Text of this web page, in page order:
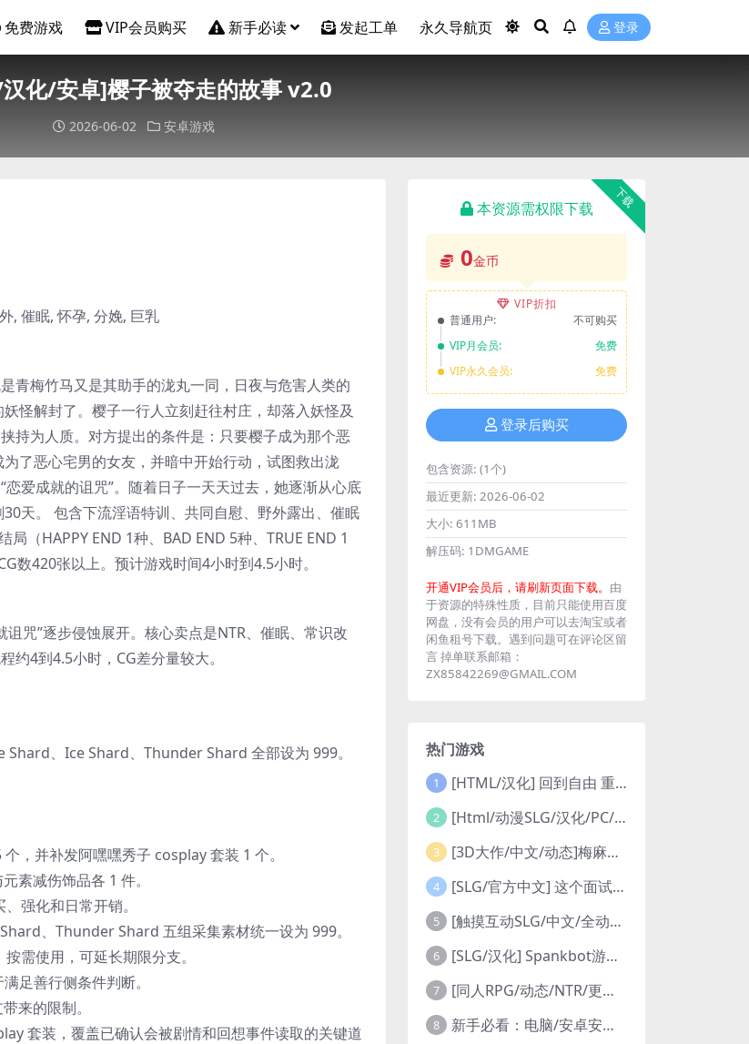
免费游戏 VIP会员购买 新手必读 发起工单 永久导航页 登录
化/安卓]樱子被夺走的故事 v2.0
2026-06-02 安卓游戏
, 催眠, 怀孕, 分娩, 巨乳
青梅竹马又是其助手的泷丸一同，日夜与危害人类的
怪解封了。樱子一行人立刻赶往村庄，却落入妖怪及
持为人质。对方提出的条件是：只要樱子成为那个恶
了恶心宅男的女友，并暗中开始行动，试图救出泷
爱成就的诅咒”。随着日子一天天过去，她逐渐从心底
天。 包含下流淫语特训、共同自慰、野外露出、催眠
（HAPPY END 1种、BAD END 5种、TRUE END 1
数420张以上。预计游戏时间4小时到4.5小时。
咒”逐步侵蚀展开。核心卖点是NTR、催眠、常识改
4到4.5小时，CG差分量较大。
、Ice Shard、Thunder Shard 全部设为 999。
，并补发阿嘿嘿秀子 cosplay 套装 1 个。
素减伤饰品各 1 件。
强化和日常开销。
、Thunder Shard 五组采集素材统一设为 999。
需使用，可延长期限分支。
足善行侧条件判断。
来的限制。
套装，覆盖已确认会被剧情和回想事件读取的关键道
下载
本资源需权限下载
0金币
VIP折扣
普通用户:
不可购买
VIP月会员:
免费
VIP永久会员:
免费
登录后购买
包含资源: (1个)
最近更新: 2026-06-02
大小: 611MB
解压码: 1DMGAME
开通VIP会员后，请刷新页面下载。 由
于资源的特殊性质，目前只能使用百度
网盘，没有会员的用户可以去淘宝或者
闲鱼租号下载。遇到问题可在评论区留
言 掉单联系邮箱：
ZX85842269@GMAIL.COM
热门游戏
1 [HTML/汉化] 回到自由 重回自由 Back to Freedom ver0.31 浏览器转中文 8.8G
2 [Html/动漫SLG/汉化/PC/卡牌]洗牌我 Shuffle Me [1.1.2]
3 [3D大作/中文/动态]梅麻吕合集19部+朋友游戏+部份AI修复[PC+安卓]
4 [SLG/官方中文] 这个面试有点硬 官方中文完整特别版 真人互动游戏 正式破解版32G
5 [触摸互动SLG/中文/全动态]用洗脑APP肆意玩弄狂妄大小姐 V1.6 官方中文版
6 [SLG/汉化] Spankbot游戏集 Spankbot Game Collection [V2024.7.22】 PC+安卓汉化合集版 16G
7 [同人RPG/动态/NTR/更新] SAO~气息遮断魔法的陷阱Ⅱ~ verβ8.1 官方中文步兵版
8 新手必看：电脑/安卓安装教程+白嫖说明